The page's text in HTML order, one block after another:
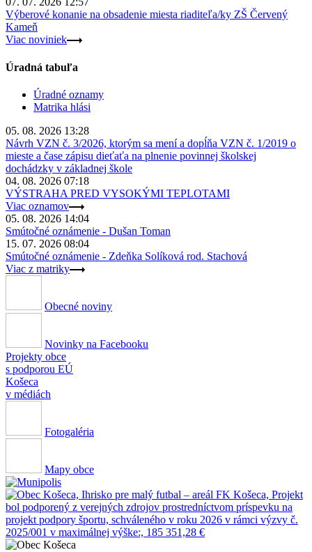
Výberové konanie na obsadenie miesta riaditeľa/ky ZŠ Červený
Kameň
Viac noviniek
Úradná tabuľa
Úradné oznamy
Matrika hlási
05. 08. 2026 13:28
Návrh VZN č. 3/2026, ktorým sa mení a dopĺňa VZN č. 1/2019 o
mieste a čase zápisu dieťaťa na plnenie povinnej školskej
dochádzky v základnej škole
04. 08. 2026 07:18
VÝSTRAHA PRED VYSOKÝMI TEPLOTAMI
Viac oznamov
05. 08. 2026 14:04
Smútočné oznámenie - Dušan Toman
15. 07. 2026 08:04
Smútočné oznámenie - Zdeňka Solíková rod. Stachová
Viac z matriky
Obecné noviny
Novinky na Facebooku
Projekty obce
s podporou EÚ
Košeca
v médiách
Fotogaléria
Mapy obce